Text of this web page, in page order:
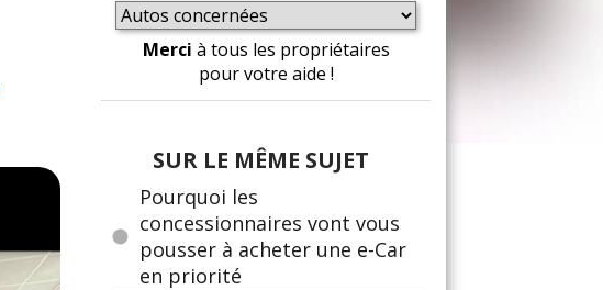
Merci à tous les propriétaires
pour votre aide !
SUR LE MÊME SUJET
Pourquoi les
concessionnaires vont vous
pousser à acheter une e-Car
en priorité